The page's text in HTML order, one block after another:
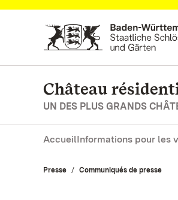
Vers la page d’accueil
Château
UN DES PLUS GRANDS
AccueilInformations pour les
Presse Communiqués de presse